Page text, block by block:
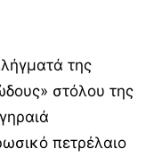
της
στόλου της
πετρέλαιο